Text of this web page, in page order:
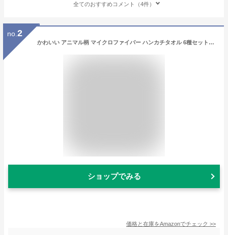
全てのおすすめコメント（4件）
no. 2
かわいい アニマル柄 マイクロファイバー ハンカチタオル 6種セット（ くま とり ぶた ねこ しろくま らいおん ）子供 20×20cm 個包装 プチギフト
ショップでみる
価格と在庫をAmazonでチェック >>